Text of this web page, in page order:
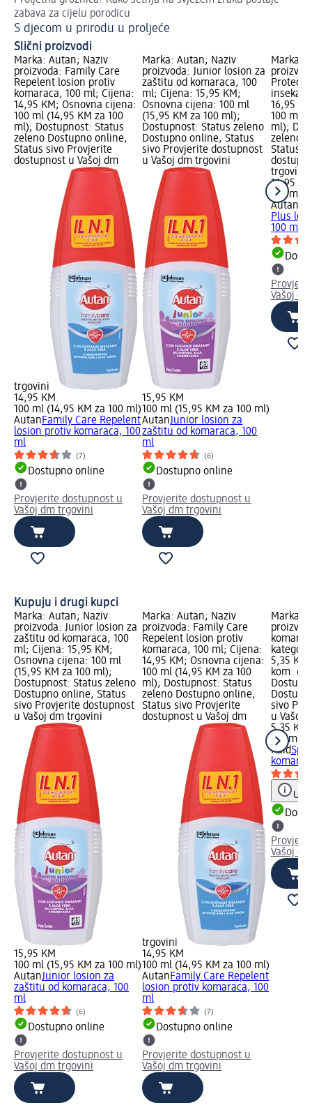
zabava za cijelu porodicu
S djecom u prirodu u proljeće
Slični proizvodi
Marka: Autan; Naziv
proizvoda: Family Care
Repelent losion protiv
komaraca, 100 ml; Cijena:
14,95 KM; Osnovna cijena:
100 ml (14,95 KM za 100
ml); Dostupnost: Status
zeleno Dostupno online,
Status sivo Provjerite
dostupnost u Vašoj dm
trgovini
14,95 KM
100 ml (14,95 KM za 100 ml)
AutanFamily Care Repelent
losion protiv komaraca, 100
ml
(7)
Dostupno online
Provjerite dostupnost u
Vašoj dm trgovini
Marka: Autan; Naziv
proizvoda: Junior losion za
zaštitu od komaraca, 100
ml; Cijena: 15,95 KM;
Osnovna cijena: 100 ml
(15,95 KM za 100 ml);
Dostupnost: Status zeleno
Dostupno online, Status
sivo Provjerite dostupnost
u Vašoj dm trgovini
15,95 KM
100 ml (15,95 KM za 100 ml)
AutanJunior losion za
zaštitu od komaraca, 100
ml
(6)
Dostupno online
Provjerite dostupnost u
Vašoj dm trgovini
Marka:
Protect
16,95
100 ml
ml);
zeleno
Status
trgovini
16,95 KM
100 ml
Autan
Plus
100 ml
Vašoj
Kupuju i drugi kupci
Marka: Autan; Naziv
proizvoda: Junior losion za
zaštitu od komaraca, 100
ml; Cijena: 15,95 KM;
Osnovna cijena: 100 ml
(15,95 KM za 100 ml);
Dostupnost: Status zeleno
Dostupno online, Status
sivo Provjerite dostupnost
u Vašoj dm trgovini
15,95 KM
100 ml (15,95 KM za 100 ml)
AutanJunior losion za
zaštitu od komaraca, 100
ml
(6)
Dostupno online
Provjerite dostupnost u
Vašoj dm trgovini
Marka: Autan; Naziv
proizvoda: Family Care
Repelent losion protiv
komaraca, 100 ml; Cijena:
14,95 KM; Osnovna cijena:
100 ml (14,95 KM za 100
ml); Dostupnost: Status
zeleno Dostupno online,
Status sivo Provjerite
dostupnost u Vašoj dm
trgovini
14,95 KM
100 ml (14,95 KM za 100 ml)
AutanFamily Care Repelent
losion protiv komaraca, 100
ml
(7)
Dostupno online
Provjerite dostupnost u
Vašoj dm trgovini
Marka:
5,35
kom.
sivo
u Vašoj
5,35 KM
1 kom.
Raid
Vašoj